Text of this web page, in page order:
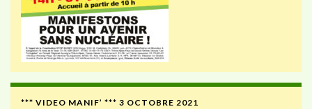
*** VIDEO MANIF’ *** 3 OCTOBRE 2021